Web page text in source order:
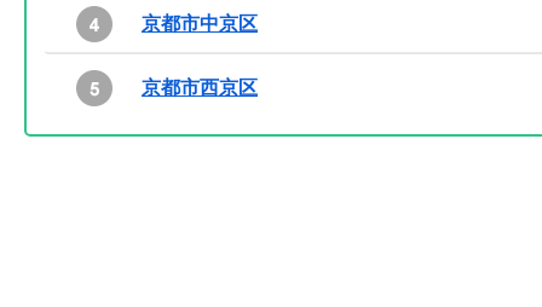
京都市中京区
京都市西京区